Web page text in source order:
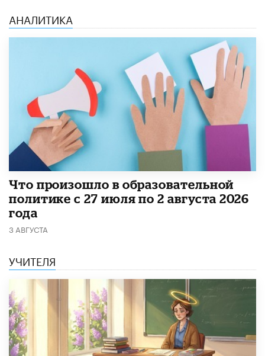
АНАЛИТИКА
​Что произошло в образовательной
политике с 27 июля по 2 августа 2026
года
3 АВГУСТА
УЧИТЕЛЯ